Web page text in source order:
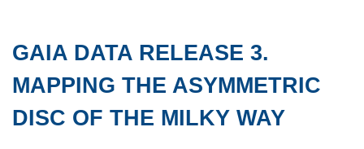
GAIA DATA RELEASE 3.
MAPPING THE ASYMMETRIC
DISC OF THE MILKY WAY